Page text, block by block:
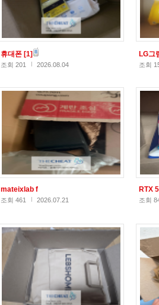
휴대폰 [1]
조회 201 2026.08.04
LG그
조회
mateixlab f
조회 461 2026.07.21
RTX
조회